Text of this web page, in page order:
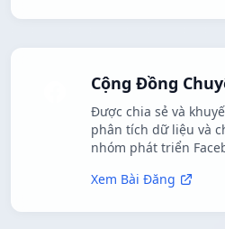
Cộng Đồng
Được chia sẻ và
phân tích dữ liệu và
nhóm phát triển
Xem Bài Đăng